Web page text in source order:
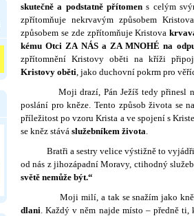
skutečně a podstatně přítomens celým
zpřítomňuje nekrvavým způsobem
způsobem se zde zpřítom­ňuje Kristova
kému OtciZA NÁSaZA MNOHÉ na
zpřítomnění Kristovy oběti na kříži
Kristovy oběti, jako duchovní pokrm pro
Moji drazí, Pán Ježíš tedy přinesl na
poslání pro kněze. Tento způsob života se
příležitost po vzoru Krista a ve spojení s
se kněz stává služebníkem života.
Bratři a sestry velice výstižně to vyjádřil
od nás z jihozápadní Moravy, ctihodný
světě nemůže být.“
Moji milí, a tak se snažím jako
dlani. Každý v něm najde místo – předně